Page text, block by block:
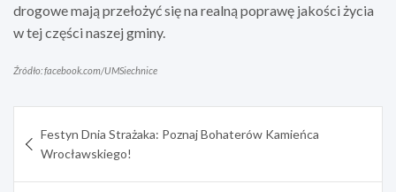
drogowe mają przełożyć się na realną poprawę jakości życia
w tej części naszej gminy.
Źródło: facebook.com/UMSiechnice
wpisu
Festyn Dnia Strażaka: Poznaj Bohaterów Kamieńca
Wrocławskiego!